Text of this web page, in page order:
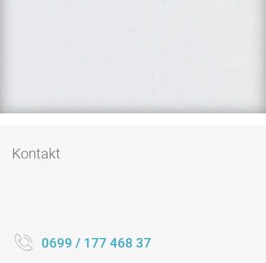
Kontakt
0699 / 177 468 37